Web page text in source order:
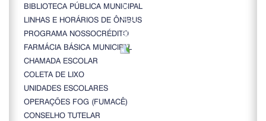
BIBLIOTECA PÚBLICA MUNICIPAL
LINHAS E HORÁRIOS DE ÔNIBUS
PROGRAMA NOSSOCRÉDITO
FARMÁCIA BÁSICA MUNICIPAL
CHAMADA ESCOLAR
COLETA DE LIXO
UNIDADES ESCOLARES
OPERAÇÕES FOG (FUMACÊ)
CONSELHO TUTELAR